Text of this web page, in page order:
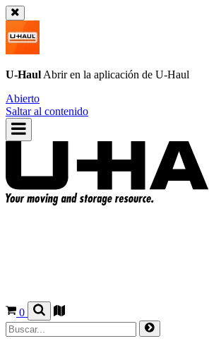
U-Haul Abrir en la aplicación de U-Haul
Abierto
Saltar al contenido
0